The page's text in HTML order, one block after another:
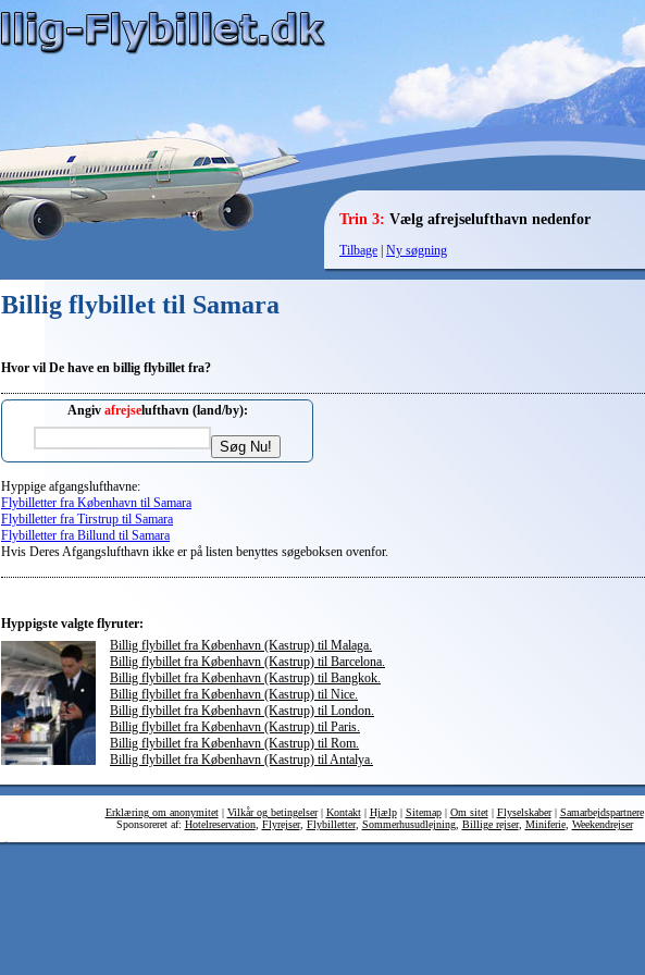
Trin 3: Vælg afrejselufthavn nedenfor
Tilbage Ny søgning
Billig flybillet til Samara
Hvor vil De have en billig flybillet fra?
Angiv afrejselufthavn (land/by):
Hyppige afgangslufthavne:
Flybilletter fra København til Samara
Flybilletter fra Tirstrup til Samara
Flybilletter fra Billund til Samara
Hvis Deres Afgangslufthavn ikke er på listen benyttes søgeboksen ovenfor.
Hyppigste valgte flyruter:
Billig flybillet fra København (Kastrup) til Malaga.
Billig flybillet fra København (Kastrup) til Barcelona.
Billig flybillet fra København (Kastrup) til Bangkok.
Billig flybillet fra København (Kastrup) til Nice.
Billig flybillet fra København (Kastrup) til London.
Billig flybillet fra København (Kastrup) til Paris.
Billig flybillet fra København (Kastrup) til Rom.
Billig flybillet fra København (Kastrup) til Antalya.
Erklæring om anonymitet| Vilkår og betingelser| Kontakt| Hjælp| Sitemap| Om sitet| Flyselskaber| Samarbejdspartnere
Sponsoreret af: Hotelreservation, Flyrejser, Flybilletter, Sommerhusudlejning, Billige rejser, Miniferie, Weekendrejser